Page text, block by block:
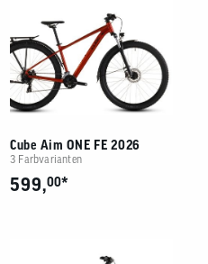
Cube Aim ONE FE 2026
3 Farbvarianten
599,00*